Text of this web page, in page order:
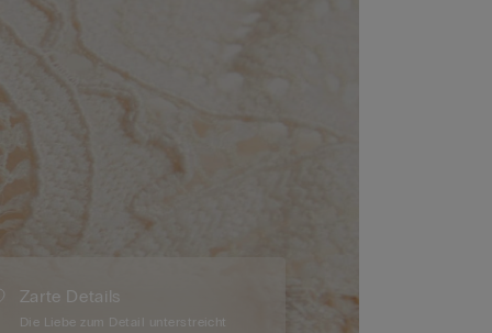
Zarte Details
Die Liebe zum Detail unterstreicht